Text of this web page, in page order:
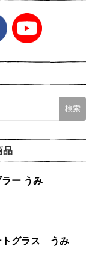
品
ノラネコぐんだん タンブラー うみ
だん フロートグラス うみ